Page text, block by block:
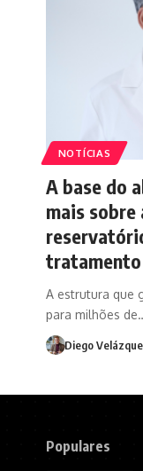
NOTÍCIAS
A base do
mais
tratamento
A estrutura que
para milhões
Diego
Populares